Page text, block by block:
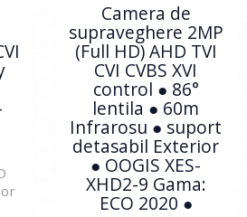
Camera de
supraveghere 2MP
(Full HD) AHD TVI
CVI CVBS XVI
control ● 86°
lentila ● 60m
Infrarosu ● suport
detasabil Exterior
● OOGIS XES-
XHD2-9 Gama:
ECO 2020 ●